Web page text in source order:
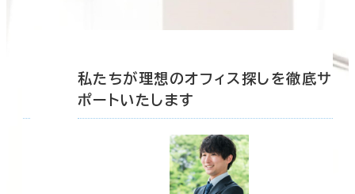
私たちが理想のオフィス探しを徹底サ
ポートいたします